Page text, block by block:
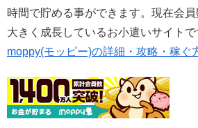
時間で貯める事ができます。現在会
大きく成長しているお小遣いサイトで
moppy(モッピー)の詳細・攻略・稼ぐ